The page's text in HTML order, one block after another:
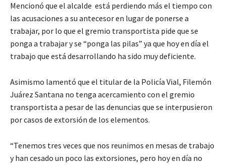
Mencionó que el alcalde está perdiendo más el tiempo con
las acusaciones a su antecesor en lugar de ponerse a
trabajar, por lo que el gremio transportista pide que se
ponga a trabajar y se “ponga las pilas” ya que hoy en día el
trabajo que está desarrollando ha sido muy deficiente.
Asimismo lamentó que el titular de la Policía Vial, Filemón
Juárez Santana no tenga acercamiento con el gremio
transportista a pesar de las denuncias que se interpusieron
por casos de extorsión de los elementos.
“Tenemos tres veces que nos reunimos en mesas de trabajo
y han cesado un poco las extorsiones, pero hoy en día no